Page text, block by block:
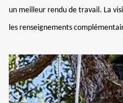
un meilleur rendu de travail. La
les renseignements